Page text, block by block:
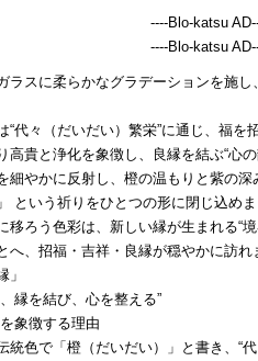
----Blo-katsu
----Blo-katsu
ラスに柔らかなグラデーションを施
“代々（だいだい）繁栄”に通じ、福を
高貴と浄化を象徴し、良縁を結ぶ“心
細やかに反射し、橙の温もりと紫の
という祈りをひとつの形に閉じ込めま
移ろう色彩は、新しい縁が生まれる“境
へ、招福・吉祥・良縁が穏やかに訪れ
」
縁を結び、心を整える”
象徴する理由
統色で「橙（だいだい）」と書き、“